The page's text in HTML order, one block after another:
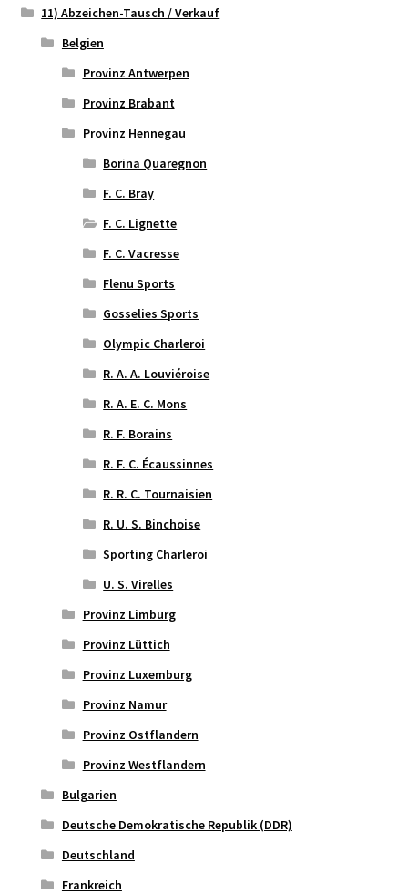
11) Abzeichen-Tausch / Verkauf
Belgien
Provinz Antwerpen
Provinz Brabant
Provinz Hennegau
Borina Quaregnon
F. C. Bray
F. C. Lignette
F. C. Vacresse
Flenu Sports
Gosselies Sports
Olympic Charleroi
R. A. A. Louviéroise
R. A. E. C. Mons
R. F. Borains
R. F. C. Écaussinnes
R. R. C. Tournaisien
R. U. S. Binchoise
Sporting Charleroi
U. S. Virelles
Provinz Limburg
Provinz Lüttich
Provinz Luxemburg
Provinz Namur
Provinz Ostflandern
Provinz Westflandern
Bulgarien
Deutsche Demokratische Republik (DDR)
Deutschland
Frankreich